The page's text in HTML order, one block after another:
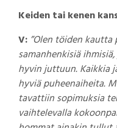
Keiden tai kenen
V: ”Olen töiden kautta
samanhenkisiä
hyvin juttuun. Kaikkia
hyviä puheenaiheita.
tavattiin sopimuksia
vaihtelevalla